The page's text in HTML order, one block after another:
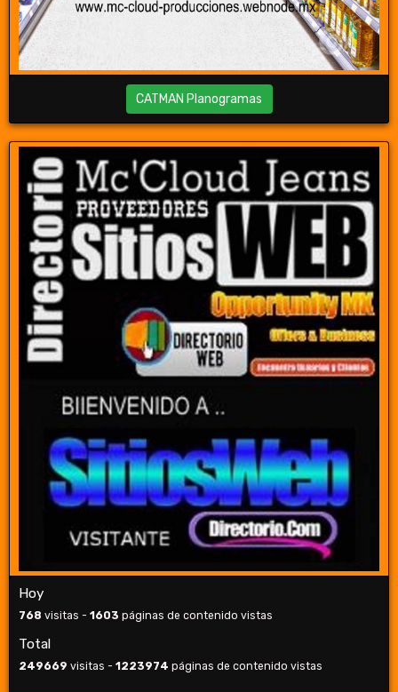
CATMAN Planogramas
Hoy
768 visitas - 1603 páginas de contenido vistas
Total
249669 visitas - 1223974 páginas de contenido vistas